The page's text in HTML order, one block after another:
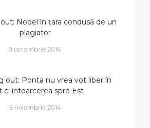
Nobel în țara condusă de un
plagiator
9 octombrie 2014
out: Ponta nu vrea vot liber în
ci întoarcerea spre Est
5 noiembrie 2014